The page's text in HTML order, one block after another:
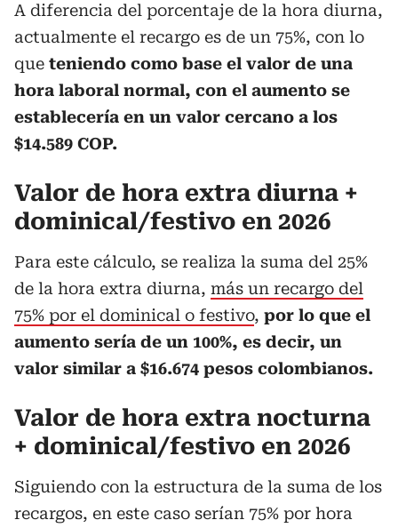
A diferencia del porcentaje de la hora diurna,
actualmente el recargo es de un 75%, con lo
que teniendo como base el valor de una
hora laboral normal, con el aumento se
establecería en un valor cercano a los
$14.589 COP.
Valor de hora extra diurna +
dominical/festivo en 2026
Para este cálculo, se realiza la suma del 25%
de la hora extra diurna, más un recargo del
75% por el dominical o festivo, por lo que el
aumento sería de un 100%, es decir, un
valor similar a $16.674 pesos colombianos.
Valor de hora extra nocturna
+ dominical/festivo en 2026
Siguiendo con la estructura de la suma de los
recargos, en este caso serían 75% por hora